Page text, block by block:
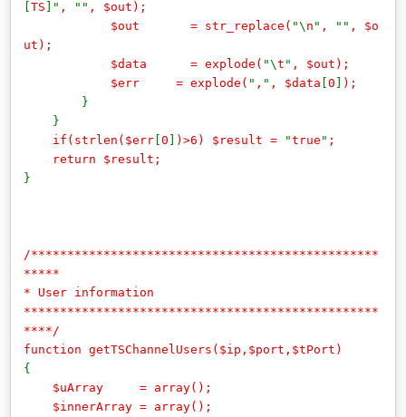
[TS ]" , "" , $out);
$out = str_replace( "\ n " , "" , $o
ut);
$data = explode( "\t " , $out);
$err = explode( " , " , $data [0 ] );
}
}
if(strlen($err [0 ] )>6) $result = "true " ;
return $result;
}
/************************************************
*****
* User information
*************************************************
****/
function getTSChannelUsers($ip,$port,$tPort)
{
$uArray = array();
$innerArray = array();